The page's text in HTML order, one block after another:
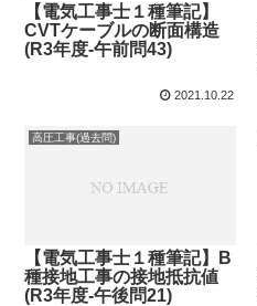
【電気工事士１種筆記】
CVTケーブルの断面構造
(R3年度-午前問43)
2021.10.22
高圧工事(過去問)
【電気工事士１種筆記】B
種接地工事の接地抵抗値
(R3年度-午後問21)